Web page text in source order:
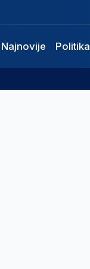
Najnovije Politika